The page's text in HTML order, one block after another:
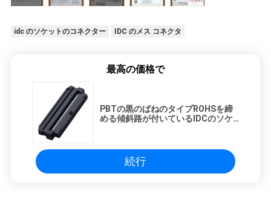
idc のソケットのコネクター IDC のメス コネクタ
最高の価格で
PBTの黒のばねのタイプROHSを締
める傾斜路が付いているIDCのソケ
続行